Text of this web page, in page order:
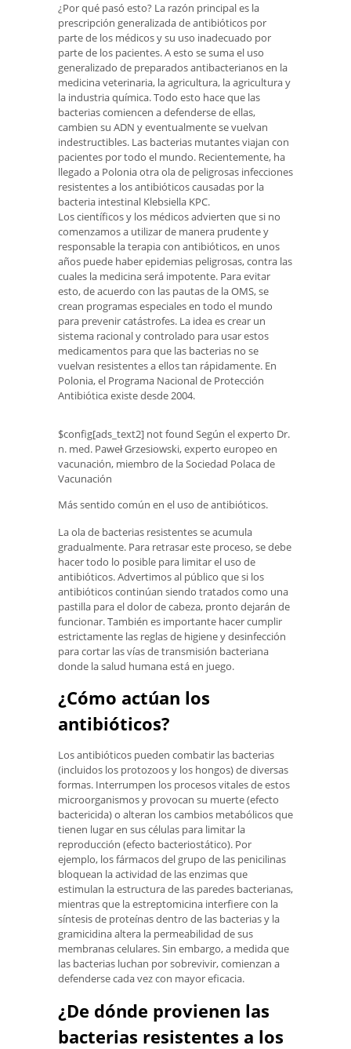
¿Por qué pasó esto? La razón principal es la
prescripción generalizada de antibióticos por
parte de los médicos y su uso inadecuado por
parte de los pacientes. A esto se suma el uso
generalizado de preparados antibacterianos en la
medicina veterinaria, la agricultura, la agricultura y
la industria química. Todo esto hace que las
bacterias comiencen a defenderse de ellas,
cambien su ADN y eventualmente se vuelvan
indestructibles. Las bacterias mutantes viajan con
pacientes por todo el mundo. Recientemente, ha
llegado a Polonia otra ola de peligrosas infecciones
resistentes a los antibióticos causadas por la
bacteria intestinal Klebsiella KPC.
Los científicos y los médicos advierten que si no
comenzamos a utilizar de manera prudente y
responsable la terapia con antibióticos, en unos
años puede haber epidemias peligrosas, contra las
cuales la medicina será impotente. Para evitar
esto, de acuerdo con las pautas de la OMS, se
crean programas especiales en todo el mundo
para prevenir catástrofes. La idea es crear un
sistema racional y controlado para usar estos
medicamentos para que las bacterias no se
vuelvan resistentes a ellos tan rápidamente. En
Polonia, el Programa Nacional de Protección
Antibiótica existe desde 2004.
$config[ads_text2] not found Según el experto Dr.
n. med. Paweł Grzesiowski, experto europeo en
vacunación, miembro de la Sociedad Polaca de
Vacunación
Más sentido común en el uso de antibióticos.
La ola de bacterias resistentes se acumula
gradualmente. Para retrasar este proceso, se debe
hacer todo lo posible para limitar el uso de
antibióticos. Advertimos al público que si los
antibióticos continúan siendo tratados como una
pastilla para el dolor de cabeza, pronto dejarán de
funcionar. También es importante hacer cumplir
estrictamente las reglas de higiene y desinfección
para cortar las vías de transmisión bacteriana
donde la salud humana está en juego.
¿Cómo actúan los
antibióticos?
Los antibióticos pueden combatir las bacterias
(incluidos los protozoos y los hongos) de diversas
formas. Interrumpen los procesos vitales de estos
microorganismos y provocan su muerte (efecto
bactericida) o alteran los cambios metabólicos que
tienen lugar en sus células para limitar la
reproducción (efecto bacteriostático). Por
ejemplo, los fármacos del grupo de las penicilinas
bloquean la actividad de las enzimas que
estimulan la estructura de las paredes bacterianas,
mientras que la estreptomicina interfiere con la
síntesis de proteínas dentro de las bacterias y la
gramicidina altera la permeabilidad de sus
membranas celulares. Sin embargo, a medida que
las bacterias luchan por sobrevivir, comienzan a
defenderse cada vez con mayor eficacia.
¿De dónde provienen las
bacterias resistentes a los